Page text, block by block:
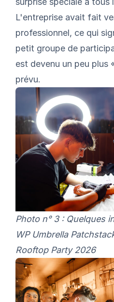
L'entreprise avait fait
professionnel, ce qui
petit groupe de
est devenu un peu plus
prévu.
Photo n° 3 : Quelques
WP Umbrella
Rooftop Party 2026